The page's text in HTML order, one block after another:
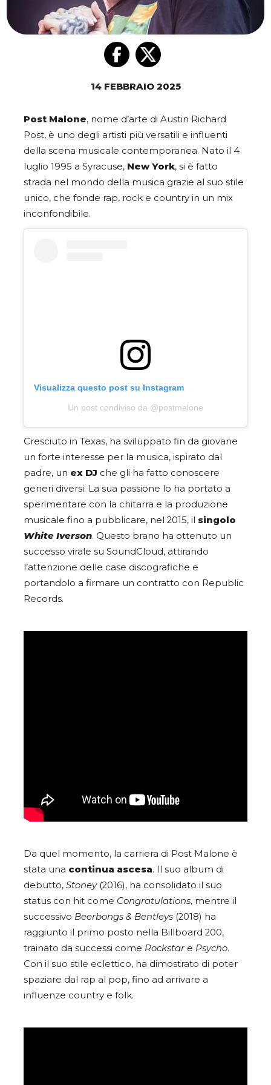
14 FEBBRAIO 2025
Post Malone, nome d’arte di Austin Richard
Post, è uno degli artisti più versatili e influenti
della scena musicale contemporanea. Nato il 4
luglio 1995 a Syracuse, New York, si è fatto
strada nel mondo della musica grazie al suo stile
unico, che fonde rap, rock e country in un mix
inconfondibile.
Visualizza questo post su Instagram
Un post condiviso da @postmalone
Cresciuto in Texas, ha sviluppato fin da giovane
un forte interesse per la musica, ispirato dal
padre, un ex DJ che gli ha fatto conoscere
generi diversi. La sua passione lo ha portato a
sperimentare con la chitarra e la produzione
musicale fino a pubblicare, nel 2015, il singolo
White Iverson. Questo brano ha ottenuto un
successo virale su SoundCloud, attirando
l’attenzione delle case discografiche e
portandolo a firmare un contratto con Republic
Records.
Da quel momento, la carriera di Post Malone è
stata una continua ascesa. Il suo album di
debutto, Stoney(2016), ha consolidato il suo
status con hit come Congratulations, mentre il
successivo Beerbongs & Bentleys (2018) ha
raggiunto il primo posto nella Billboard 200,
trainato da successi come Rockstare Psycho.
Con il suo stile eclettico, ha dimostrato di poter
spaziare dal rap al pop, fino ad arrivare a
influenze country e folk.